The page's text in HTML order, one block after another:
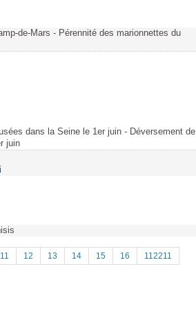
de-Mars - Pérennité des marionnettes du
dans la Seine le 1er juin - Déversement de
juin
11 12 13 14 15 16
112211